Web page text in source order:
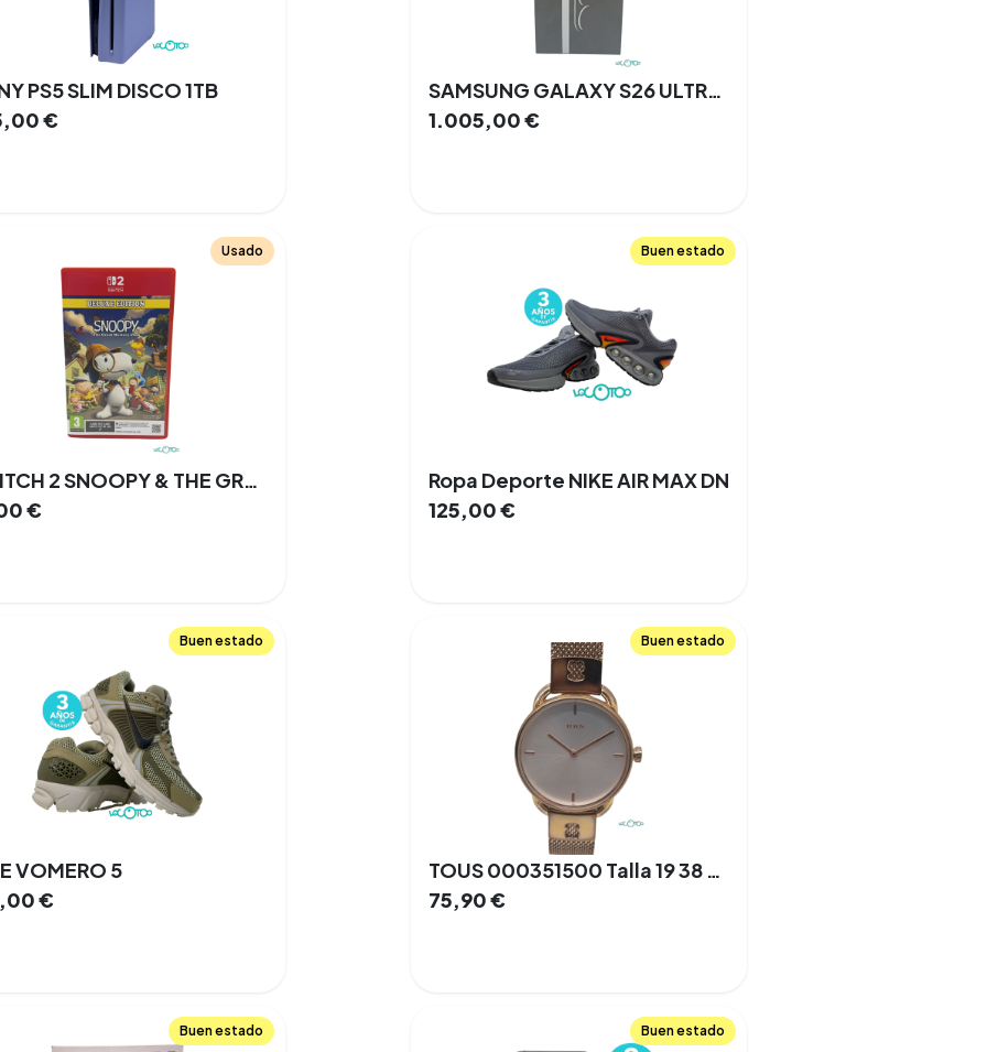
PS5 SLIM DISCO 1TB
€
SAMSUNG GALAXY S26 ULTRA Libre 6,9 '' 12 GB 512 GB 100% 5G NFC
1.005,00€
Usado
SWITCH 2 SNOOPY & THE GREAT MYSTERY CLUB DELUXE EDITION Nintendo Switch 2
€
Buen estado
Ropa Deporte NIKE AIR MAX DN
125,00€
Buen estado
VOMERO 5
€
Buen estado
TOUS 000351500 Talla 19 38 mm Cuarzo Acero
75,90€
Buen estado Buen estado